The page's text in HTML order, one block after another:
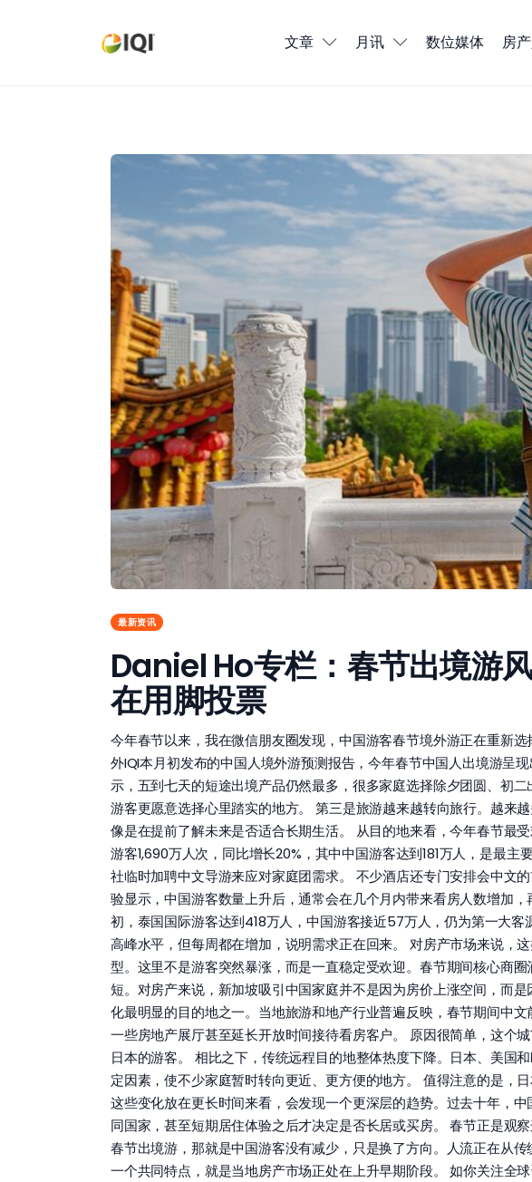
文章 月讯 数位媒体 房
最新资讯
Daniel Ho专栏：春节出境游
在用脚投票
今年春节以来，我在微信朋友圈发现，中国游客春节境外游正在重新
外IQI本月初发布的中国人境外游预测报告，今年春节中国人出境游呈
示，五到七天的短途出境产品仍然最多，很多家庭选择除夕团圆、初
游客更愿意选择心里踏实的地方。 第三是旅游越来越转向旅行。越来
像是在提前了解未来是否适合长期生活。 从目的地来看，今年春节最
游客1,690万人次，同比增长20%，其中中国游客达到181万人，是最
社临时加聘中文导游来应对家庭团需求。 不少酒店还专门安排会中文
验显示，中国游客数量上升后，通常会在几个月内带来看房人数增加
初，泰国国际游客达到418万人，中国游客接近57万人，仍为第一大
高峰水平，但每周都在增加，说明需求正在回来。 对房产市场来说，
型。这里不是游客突然暴涨，而是一直稳定受欢迎。春节期间核心商
短。对房产来说，新加坡吸引中国家庭并不是因为房价上涨空间，而
化最明显的目的地之一。当地旅游和地产行业普遍反映，春节期间中
一些房地产展厅甚至延长开放时间接待看房客户。 原因很简单，这个
日本的游客。 相比之下，传统远程目的地整体热度下降。日本、美国
定因素，使不少家庭暂时转向更近、更方便的地方。 值得注意的是，
这些变化放在更长时间来看，会发现一个更深层的趋势。过去十年，
同国家，甚至短期居住体验之后才决定是否长居或买房。 春节正是观
春节出境游，那就是中国游客没有减少，只是换了方向。人流正在从
一个共同特点，就是当地房产市场正处在上升早期阶段。 如你关注全